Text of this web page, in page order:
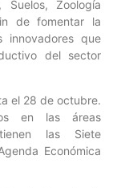
Suelos, Zoología
de fomentar la
innovadores que
del sector
el 28 de octubre.
en las áreas
las Siete
Económica